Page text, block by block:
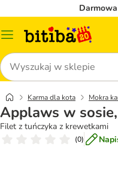
Menu
Szukaj
Karma dla kota Mokra
Applaws w
Filet z tuńczyka z krewetkami
(0)